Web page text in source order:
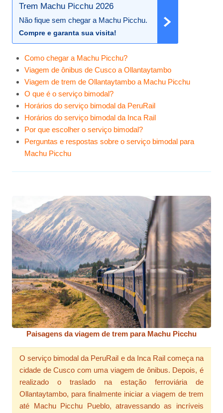
Trem Machu Picchu 2026
Não fique sem chegar a Machu Picchu.
Compre e garanta sua visita!
Como chegar a Machu Picchu?
Viagem de ônibus de Cusco a Ollantaytambo
Viagem de trem de Ollantaytambo a Machu Picchu
O que é o serviço bimodal?
Horários do serviço bimodal da PeruRail
Horários do serviço bimodal da Inca Rail
Por que escolher o serviço bimodal?
Perguntas e respostas sobre o serviço bimodal para
Machu Picchu
Paisagens da viagem de trem para Machu Picchu
O serviço bimodal da PeruRail e da Inca Rail começa na
cidade de Cusco com uma viagem de ônibus. Depois, é
realizado o traslado na estação ferroviária de
Ollantaytambo, para finalmente iniciar a viagem de trem
até Machu Picchu Pueblo, atravessando as incríveis